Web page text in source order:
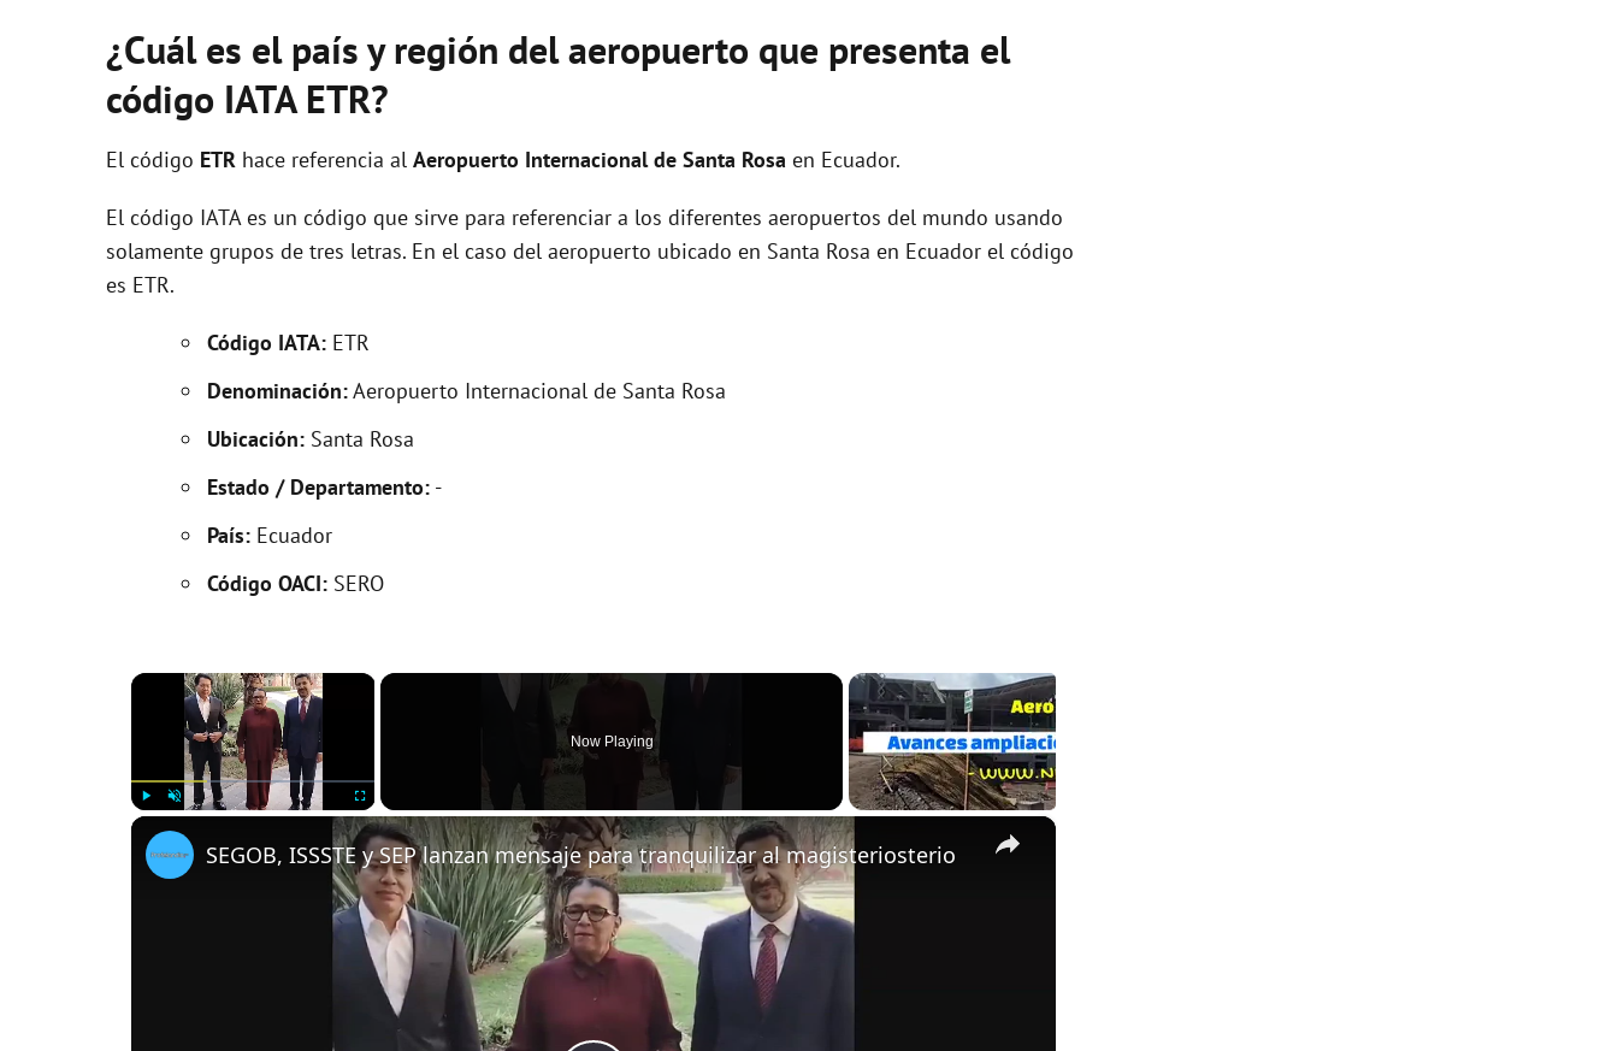
¿Cuál es el país y región del aeropuerto que presenta el
código IATA ETR?
El código ETR hace referencia al Aeropuerto Internacional de Santa Rosa en Ecuador.
El código IATA es un código que sirve para referenciar a los diferentes aeropuertos del mundo usando
solamente grupos de tres letras. En el caso del aeropuerto ubicado en Santa Rosa en Ecuador el código
es ETR.
Código IATA: ETR
Denominación:Aeropuerto Internacional de Santa Rosa
Ubicación: Santa Rosa
Estado / Departamento: -
País: Ecuador
Código OACI: SERO
×
Fullscreen
Now Playing
×
SEGOB, ISSSTE y SEP lanzan mensaje para tranquilizar al magisteriosterio